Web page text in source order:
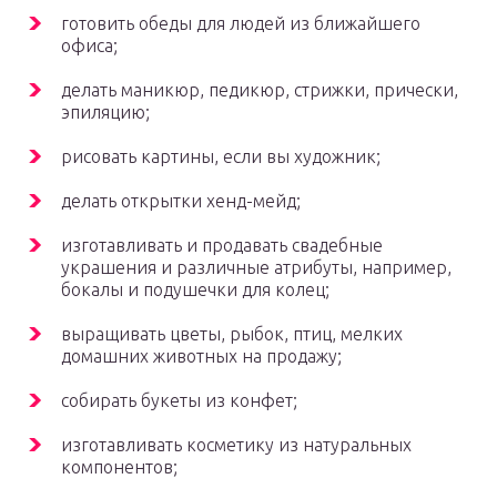
готовить обеды для людей из ближайшего
офиса;
делать маникюр, педикюр, стрижки, прически,
эпиляцию;
рисовать картины, если вы художник;
делать открытки хенд-мейд;
изготавливать и продавать свадебные
украшения и различные атрибуты, например,
бокалы и подушечки для колец;
выращивать цветы, рыбок, птиц, мелких
домашних животных на продажу;
собирать букеты из конфет;
изготавливать косметику из натуральных
компонентов;